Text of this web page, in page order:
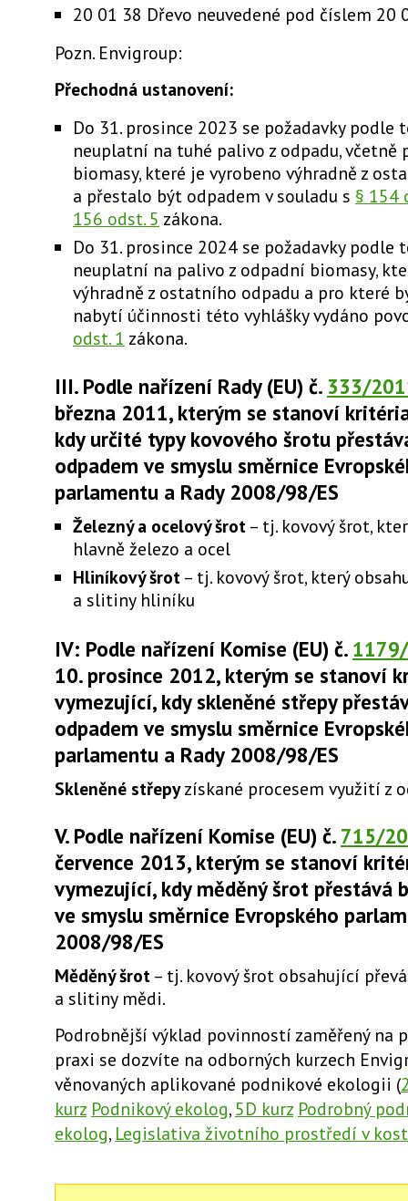
20 01 38 Dřevo neuvedené pod číslem 20
Pozn. Envigroup:
Přechodná ustanovení:
Do 31. prosince 2023 se požadavky podle
neuplatní na tuhé palivo z odpadu, včetně
biomasy, které je vyrobeno výhradně z
a přestalo být odpadem v souladu s § 154
156 odst. 5 zákona.
Do 31. prosince 2024 se požadavky podle
neuplatní na palivo z odpadní biomasy,
výhradně z ostatního odpadu a pro které
nabytí účinnosti této vyhlášky vydáno
odst. 1 zákona.
III. Podle nařízení Rady (EU) č. 333/
března 2011, kterým se stanoví
kdy určité typy kovového šrotu
odpadem ve smyslu směrnice
parlamentu a Rady 2008/98/ES
Železný a ocelový šrot – tj. kovový šrot,
hlavně železo a ocel
Hliníkový šrot – tj. kovový šrot, který
a slitiny hliníku
IV: Podle nařízení Komise (EU) č.
10. prosince 2012, kterým se stanoví
vymezující, kdy skleněné střepy
odpadem ve smyslu směrnice
parlamentu a Rady 2008/98/ES
Skleněné střepyzískané procesem využití z
V. Podle nařízení Komise (EU) č. 715/
července 2013, kterým se stanoví
vymezující, kdy měděný šrot přestává
ve smyslu směrnice Evropského
2008/98/ES
Měděný šrot – tj. kovový šrot obsahující
a slitiny mědi.
Podrobnější výklad povinností zaměřený na
praxi se dozvíte na odborných kurzech
věnovaných aplikované podnikové ekologii (
kurz Podnikový ekolog, 5D kurz Podrobný
ekolog, Legislativa životního prostředí v